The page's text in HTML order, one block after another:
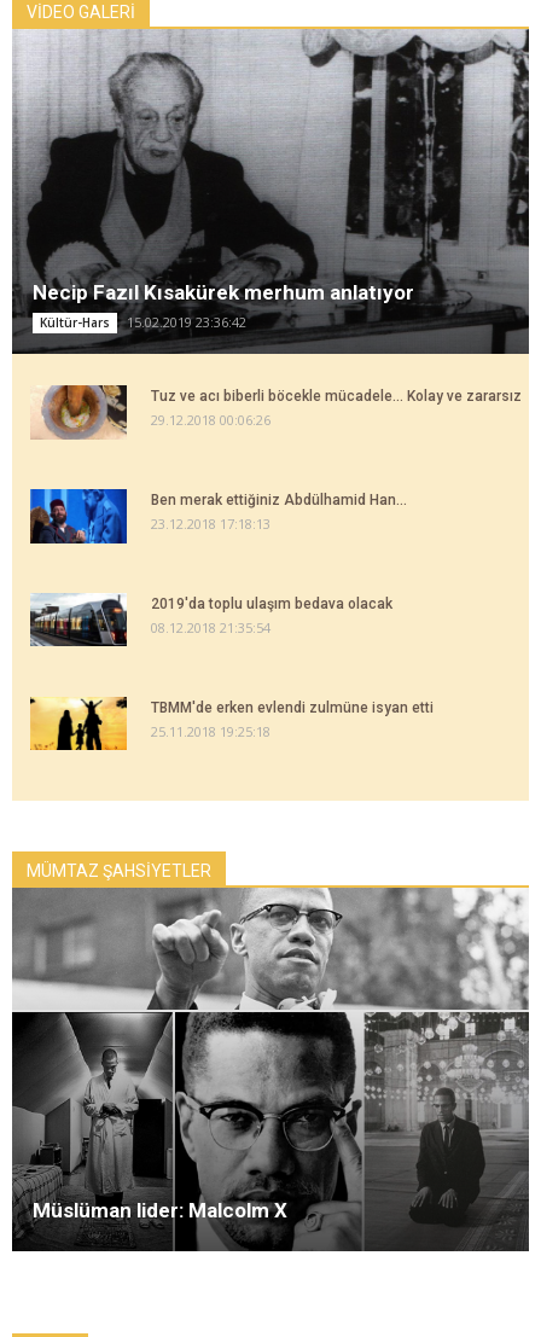
VİDEO GALERİ
Necip Fazıl Kısakürek merhum anlatıyor
Kültür-Hars 15.02.2019 23:36:42
Tuz ve acı biberli böcekle mücadele... Kolay ve zararsız
29.12.2018 00:06:26
Ben merak ettiğiniz Abdülhamid Han...
23.12.2018 17:18:13
2019'da toplu ulaşım bedava olacak
08.12.2018 21:35:54
TBMM'de erken evlendi zulmüne isyan etti
25.11.2018 19:25:18
MÜMTAZ ŞAHSİYETLER
Müslüman lider: Malcolm X